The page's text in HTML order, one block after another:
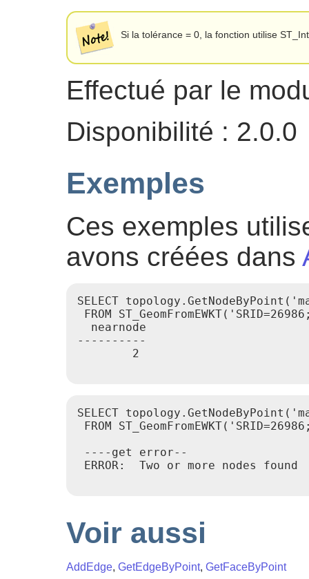
Si la tolérance = 0, la fonction utilise
Effectué par le
Disponibilité : 2.0.0
Exemples
Ces exemples
avons créées dans
SELECT
FROM
  nearnode
----------
        2
SELECT
FROM
----get error--
ERROR:  Two or more nodes found
Voir aussi
AddEdge, GetEdgeByPoint, GetFaceByPoint